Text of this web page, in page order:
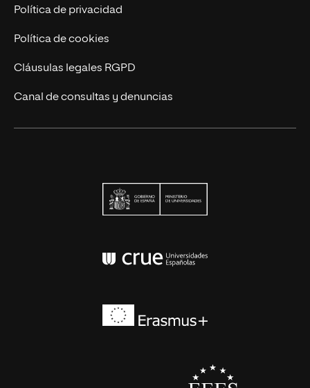
Contáctanos
Política de privacidad
Política de cookies
Cláusulas legales RGPD
Canal de consultas y denuncias